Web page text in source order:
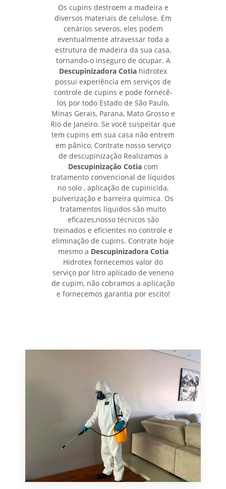
Os cupins destroem a madeira e
diversos materiais de celulose. Em
cenários severos, eles podem
eventualmente atravessar toda a
estrutura de madeira da sua casa,
tornando-o inseguro de ocupar. A
Descupinizadora Cotia hidrotex
possui experiência em serviços de
controle de cupins e pode fornecê-
los por todo Estado de São Paulo,
Minas Gerais, Parana, Mato Grosso e
Rio de Janeiro. Se você suspeitar que
tem cupins em sua casa não entrem
em pânico, Contrate nosso serviço
de descupinização Realizamos a
Descupinização Cotia com
tratamento convencional de líquidos
no solo , aplicação de cupinicida,
pulverização e barreira quimica. Os
tratamentos líquidos são muito
eficazes,nosso técnicos são
treinados e eficientes no controle e
eliminação de cupins. Contrate hoje
mesmo a Descupinizadora Cotia
Hidrotex fornecemos valor do
serviço por litro aplicado de veneno
de cupim, não cobramos a aplicação
e fornecemos garantia por escito!